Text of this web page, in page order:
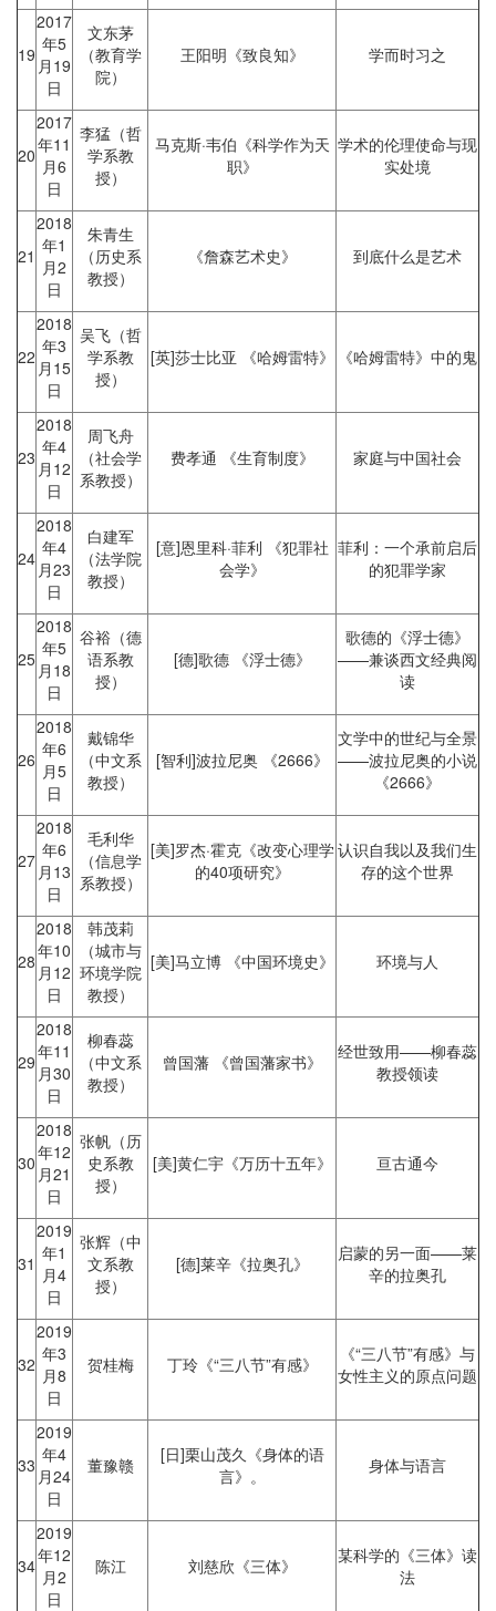
19
2017
年5
月19
日
文东茅
（教育学
院）
王阳明《致良知》 学而时习之
20
2017
年11
月6
日
李猛（哲
学系教
授）
马克斯·韦伯《科学作为天
职》
学术的伦理使命与现
实处境
21
2018
年1
月2
日
朱青生
（历史系
教授）
《詹森艺术史》 到底什么是艺术
22
2018
年3
月15
日
吴飞（哲
学系教
授）
[英]莎士比亚 《哈姆雷特》 《哈姆雷特》中的鬼
23
2018
年4
月12
日
周飞舟
（社会学
系教授）
费孝通 《生育制度》 家庭与中国社会
24
2018
年4
月23
日
白建军
（法学院
教授）
[意]恩里科·菲利 《犯罪社
会学》
菲利：一个承前启后
的犯罪学家
25
2018
年5
月18
日
谷裕（德
语系教
授）
[德]歌德 《浮士德》
歌德的《浮士德》
——兼谈西文经典阅
读
26
2018
年6
月5
日
戴锦华
（中文系
教授）
[智利]波拉尼奥 《2666》
文学中的世纪与全景
——波拉尼奥的小说
《2666》
27
2018
年6
月13
日
毛利华
（信息学
系教授）
[美]罗杰·霍克《改变心理学
的40项研究》
认识自我以及我们生
存的这个世界
28
2018
年10
月12
日
韩茂莉
（城市与
环境学院
教授）
[美]马立博 《中国环境史》 环境与人
29
2018
年11
月30
日
柳春蕊
（中文系
教授）
曾国藩 《曾国藩家书》
经世致用——柳春蕊
教授领读
30
2018
年12
月21
日
张帆（历
史系教
授）
[美]黄仁宇《万历十五年》 亘古通今
31
2019
年1
月4
日
张辉（中
文系教
授）
[德]莱辛《拉奥孔》
启蒙的另一面——莱
辛的拉奥孔
32
2019
年3
月8
日
贺桂梅 丁玲《“三八节”有感》
《“三八节”有感》与
女性主义的原点问题
33
2019
年4
月24
日
董豫赣
[日]栗山茂久《身体的语
言》。
身体与语言
34
2019
年12
月2
日
陈江 刘慈欣《三体》
某科学的《三体》读
法